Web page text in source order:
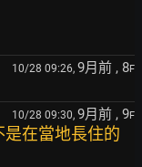
10/28 09:26, 9月前 , 8F
10/28 09:30, 9月前 , 9F
在當地長住的